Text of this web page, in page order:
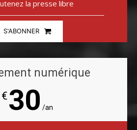
la presse libre
S'ABONNER
numérique
€30 /an